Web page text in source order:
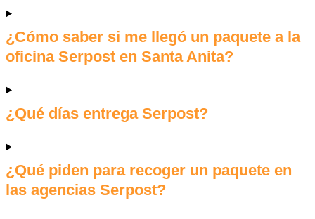
¿Cómo saber si me llegó un paquete a la
oficina Serpost en Santa Anita?
¿Qué días entrega Serpost?
¿Qué piden para recoger un paquete en
las agencias Serpost?